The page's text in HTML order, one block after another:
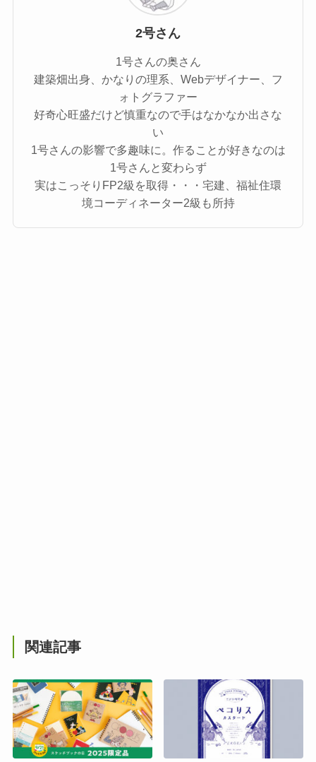
2号さん
1号さんの奥さん
建築畑出身、かなりの理系、Webデザイナー、フ
ォトグラファー
好奇心旺盛だけど慎重なので手はなかなか出さな
い
1号さんの影響で多趣味に。作ることが好きなのは
1号さんと変わらず
実はこっそりFP2級を取得・・・宅建、福祉住環
境コーディネーター2級も所持
関連記事